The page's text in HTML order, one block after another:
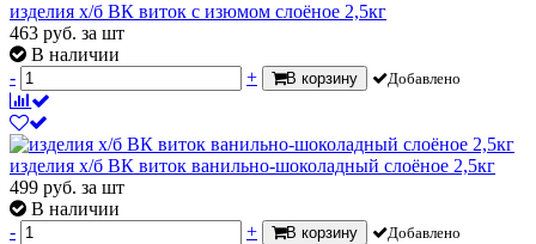
изделия х/б ВК виток с изюмом слоёное 2,5кг
463 руб. за шт
В наличии
-
+ В корзину Добавлено
изделия х/б ВК виток ванильно-шоколадный слоёное 2,5кг
499 руб. за шт
В наличии
-
+ В корзину Добавлено